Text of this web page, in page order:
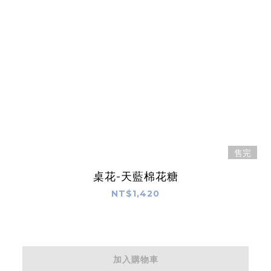
售完
桌花-天藍棉花糖
NT$1,420
加入購物車